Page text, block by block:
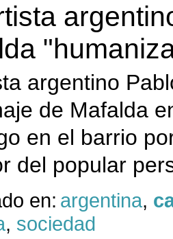
argentino
de Mafalda
en el barrio
del popular
en: argentina,
, sociedad